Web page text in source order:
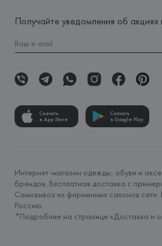
Получайте уведомления об акциях
Скачать
в App Store
Скачать
в Google Play
Интернет-магазин одежды, обуви и
брендов. Бесплатная доставка с
Самовывоз из фирменных салонов сети.
Россию.
*Подробнее на странице «Доставка и